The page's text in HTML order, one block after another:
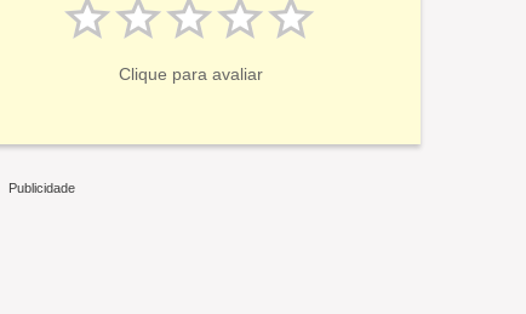
Clique para avaliar